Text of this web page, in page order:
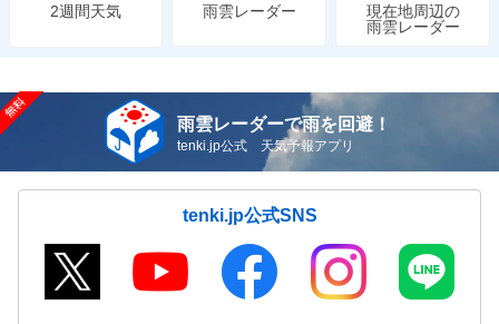
2週間天気 雨雲レーダー
現在地周辺の
雨雲レーダー
雨雲レーダーで雨を回避！
tenki.jp公式 天気予報アプリ
tenki.jp公式SNS